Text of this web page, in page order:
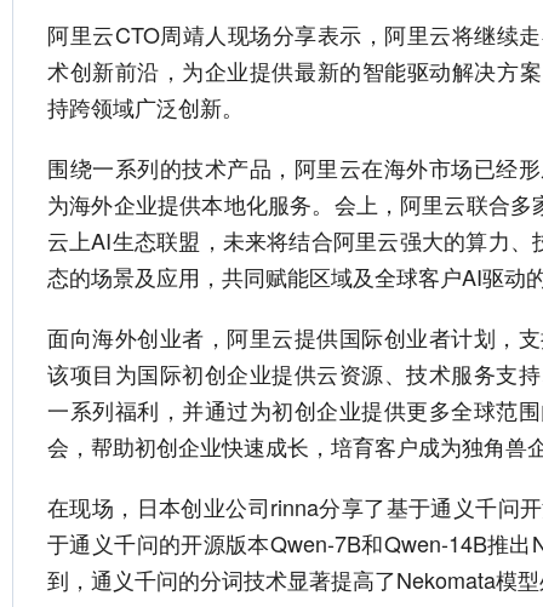
阿里云CTO周靖人现场分享表示，阿里云将继续
术创新前沿，为企业提供最新的智能驱动解决方
持跨领域广泛创新。
围绕一系列的技术产品，阿里云在海外市场已经
为海外企业提供本地化服务。会上，阿里云联合多
云上AI生态联盟，未来将结合阿里云强大的算力、
态的场景及应用，共同赋能区域及全球客户AI驱动
面向海外创业者，阿里云提供国际创业者计划，
该项目为国际初创企业提供云资源、技术服务支
一系列福利，并通过为初创企业提供更多全球范
会，帮助初创企业快速成长，培育客户成为独角兽
在现场，日本创业公司rinna分享了基于通义千问
于通义千问的开源版本Qwen-7B和Qwen-14B推出
到，通义千问的分词技术显著提高了Nekomata模